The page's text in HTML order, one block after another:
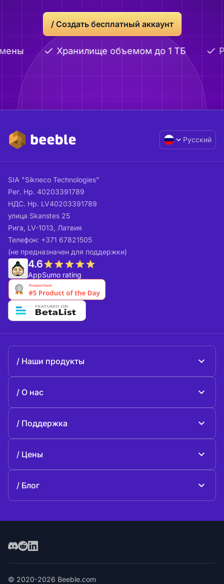
/ Создать бесплатный аккаунт
Хранилище объемом до 1 ТБ
Русский
SIA "Sikneco Technologies"
Рег. Нр. 40203391789
НДС. Нр. LV40203391789
улица Skanstes 25
Рига, LV-1013, Латвия
Телефон: +371 67821505
(не предназначен для поддержки)
4.6
AppSumo rating
Наши продукты
О нас
История
Поддержка
Свяжитесь с нами
Цены
Блог
© 2020-2026 Beeble.com